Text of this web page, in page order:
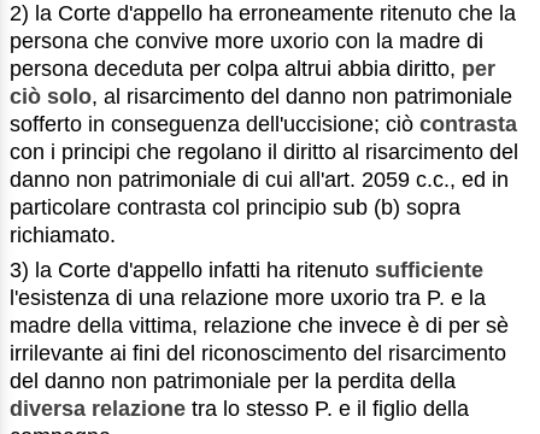
2) la Corte d'appello ha erroneamente ritenuto che la
persona che convive more uxorio con la madre di
persona deceduta per colpa altrui abbia diritto, per
ciò solo, al risarcimento del danno non patrimoniale
sofferto in conseguenza dell'uccisione; ciò contrasta
con i principi che regolano il diritto al risarcimento del
danno non patrimoniale di cui all'art. 2059 c.c., ed in
particolare contrasta col principio sub (b) sopra
richiamato.
3) la Corte d'appello infatti ha ritenuto sufficiente
l'esistenza di una relazione more uxorio tra P. e la
madre della vittima, relazione che invece è di per sè
irrilevante ai fini del riconoscimento del risarcimento
del danno non patrimoniale per la perdita della
diversa relazione tra lo stesso P. e il figlio della